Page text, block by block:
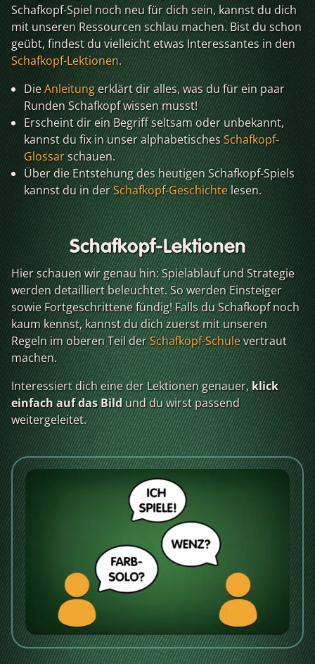
Schafkopf-Spiel noch neu für dich sein, kannst du dich
mit unseren Ressourcen schlau machen. Bist du schon
geübt, findest du vielleicht etwas Interessantes in den
Schafkopf-Lektionen.
DieAnleitungerklärt dir alles, was du für ein paar
Runden Schafkopf wissen musst!
Erscheint dir ein Begriff seltsam oder unbekannt,
kannst du fix in unser alphabetischesSchafkopf-
Glossarschauen.
Über die Entstehung des heutigen Schafkopf-Spiels
kannst du in derSchafkopf-Geschichtelesen.
Schafkopf-Lektionen
Hier schauen wir genau hin: Spielablauf und Strategie
werden detailliert beleuchtet. So werden Einsteiger
sowie Fortgeschrittene fündig! Falls du Schafkopf noch
kaum kennst, kannst du dich zuerst mit unseren
Regeln im oberen Teil derSchafkopf-Schulevertraut
machen.
Interessiert dich eine der Lektionen genauer,klick
einfach auf das Bildund du wirst passend
weitergeleitet.